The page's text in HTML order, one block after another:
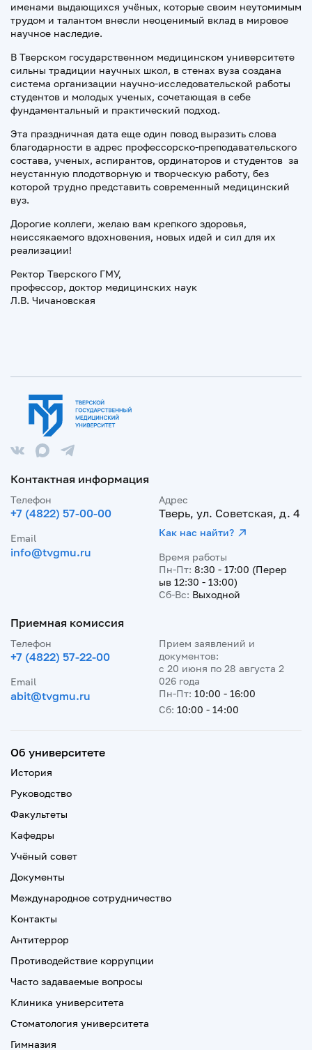
именами выдающихся учёных, которые своим неутомимым
трудом и талантом внесли неоценимый вклад в мировое
научное наследие.
В Тверском государственном медицинском университете
сильны традиции научных школ, в стенах вуза создана
система организации научно-исследовательской работы
студентов и молодых ученых, сочетающая в себе
фундаментальный и практический подход.
Эта праздничная дата еще один повод выразить слова
благодарности в адрес профессорско-преподавательского
состава, ученых, аспирантов, ординаторов и студентов за
неустанную плодотворную и творческую работу, без
которой трудно представить современный медицинский
вуз.
Дорогие коллеги, желаю вам крепкого здоровья,
неиссякаемого вдохновения, новых идей и сил для их
реализации!
Ректор Тверского ГМУ,
профессор, доктор медицинских наук
Л.В. Чичановская
Контактная информация
Телефон
+7 (4822) 57-00-00
Email
info@tvgmu.ru
Адрес
Тверь, ул. Советская, д. 4
Как нас найти?
Время работы
Пн-Пт: 8:30 - 17:00 (Перер
ыв 12:30 - 13:00)
Сб-Вс: Выходной
Приемная комиссия
Телефон
+7 (4822) 57-22-00
Email
abit@tvgmu.ru
Прием заявлений и
документов:
с 20 июня по 28 августа 2
026 года
Пн-Пт: 10:00 - 16:00
Сб: 10:00 - 14:00
Об университете
История
Руководство
Факультеты
Кафедры
Учёный совет
Документы
Международное сотрудничество
Контакты
Антитеррор
Противодействие коррупции
Часто задаваемые вопросы
Клиника университета
Стоматология университета
Гимназия